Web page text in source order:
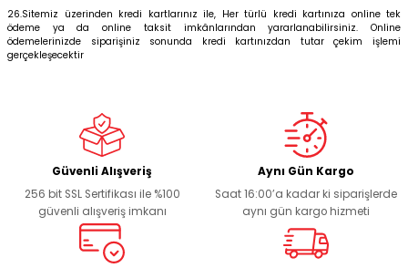
26.Sitemiz üzerinden kredi kartlarınız ile, Her türlü kredi kartınıza online tek
ödeme ya da online taksit imkânlarından yararlanabilirsiniz. Online
ödemelerinizde siparişiniz sonunda kredi kartınızdan tutar çekim işlemi
gerçekleşecektir
Güvenli Alışveriş
256 bit SSL Sertifikası ile %100
güvenli alışveriş imkanı
Aynı Gün Kargo
Saat 16:00’a kadar ki siparişlerde
aynı gün kargo hizmeti